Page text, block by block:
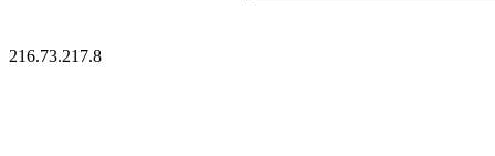
216.73.217.8